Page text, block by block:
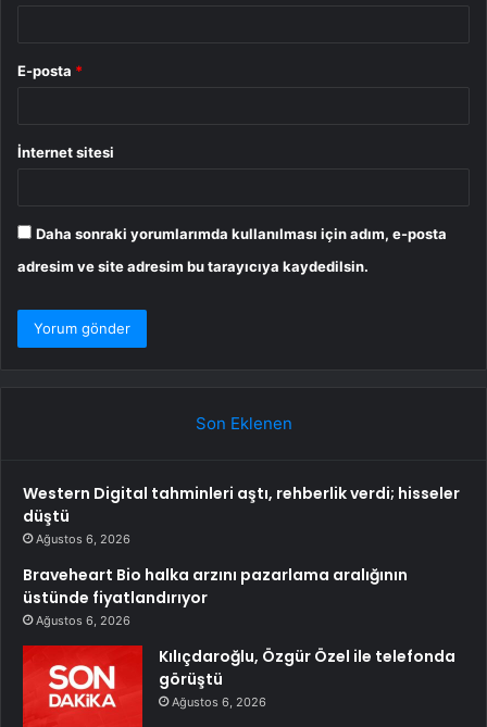
E-posta *
İnternet sitesi
Daha sonraki yorumlarımda kullanılması için adım, e-posta
adresim ve site adresim bu tarayıcıya kaydedilsin.
Son Eklenen
Western Digital tahminleri aştı, rehberlik verdi; hisseler
düştü
Ağustos 6, 2026
Braveheart Bio halka arzını pazarlama aralığının
üstünde fiyatlandırıyor
Ağustos 6, 2026
Kılıçdaroğlu, Özgür Özel ile telefonda
görüştü
Ağustos 6, 2026